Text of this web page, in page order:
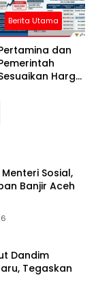
Berita Utama
dan
Harga
Aceh Per
Sosial,
Banjir Aceh
Dandim
Tegaskan